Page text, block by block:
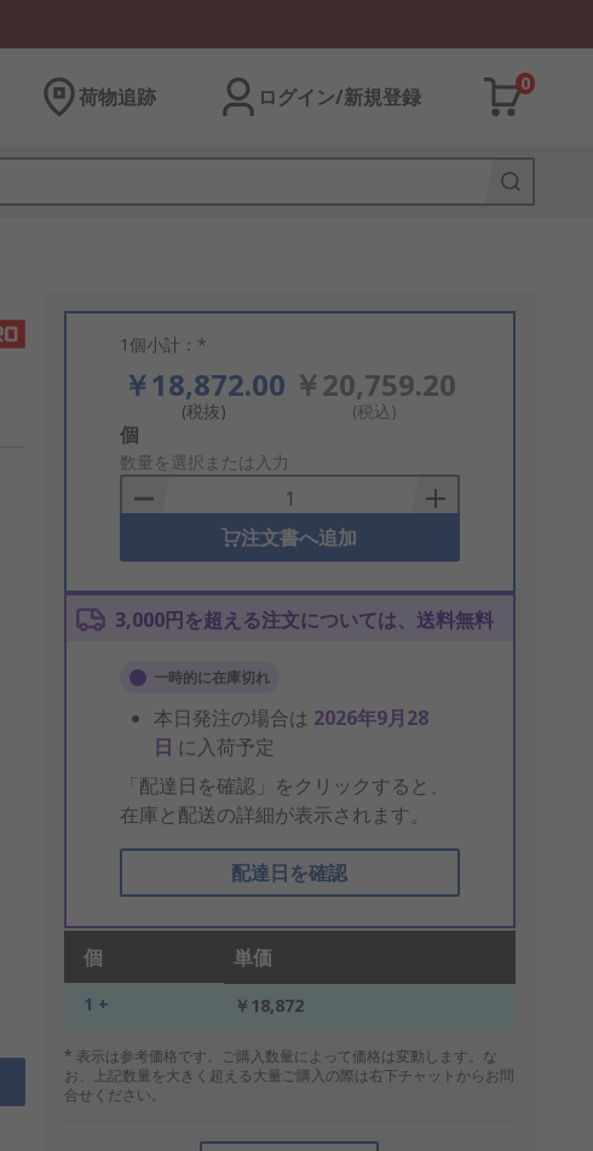
荷物追跡 ログイン/新規登録
0
1個小計：*
￥18,872.00
(税抜)
￥20,759.20
(税込)
Add
to
Basket
個
数量を選択または入力
注文書へ追加
3,000円を超える注文については、送料無料
一時的に在庫切れ
本日発注の場合は 2026年9月28
日 に入荷予定
「配達日を確認」をクリックすると、
在庫と配送の詳細が表示されます。
配達日を確認
個 単価
1 + ￥18,872
* 表示は参考価格です。ご購入数量によって価格は変動します。な
お、上記数量を大きく超える大量ご購入の際は右下チャットからお問
合せください。